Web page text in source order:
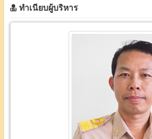
ทำเนียบผู้บริหาร